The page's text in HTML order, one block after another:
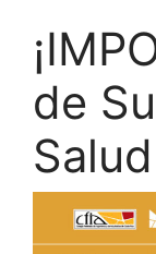
de